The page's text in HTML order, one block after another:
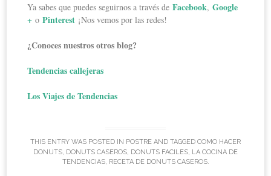
Ya sabes que puedes seguirnos a través deFacebook,Google
+ oPinterest ¡Nos vemos por las redes!
¿Conoces nuestros otros blog?
Tendencias callejeras
Los Viajes de Tendencias
THIS ENTRY WAS POSTED IN POSTRE AND TAGGED COMO HACER
DONUTS, DONUTS CASEROS, DONUTS FACILES, LA COCINA DE
TENDENCIAS, RECETA DE DONUTS CASEROS.